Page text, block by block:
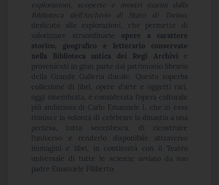
esplorazioni, scoperte e mostri marini dalla
Biblioteca dell'Archivio di Stato di Torino,
dedicato alle esplorazioni, che permette di
valorizzare straordinarie opere a carattere
storico, geografico e letterario conservate
nella Biblioteca antica dei Regi Archivi e
provenienti in gran parte dal patrimonio librario
della Grande Galleria ducale. Questa superba
collezione di libri, opere d’arte e oggetti rari,
oggi smembrata, è considerata l’opera culturale
più ambiziosa di Carlo Emanuele I, che in essa
riunisce la volontà di celebrare la dinastia a una
pretesa, tutta secentesca, di ricostruire
l’universo e renderlo disponibile attraverso
immagini e libri, in continuità con il Teatro
universale di tutte le scienze avviato da suo
padre Emanuele Filiberto.